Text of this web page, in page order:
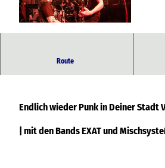
Route
| mit den Bands EXAT und MischsysteM
Endlich wieder Punk in Deiner Stadt
| mit den Bands EXAT und